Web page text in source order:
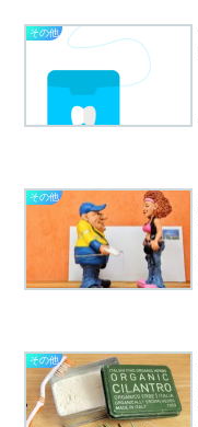
その他
その他
その他